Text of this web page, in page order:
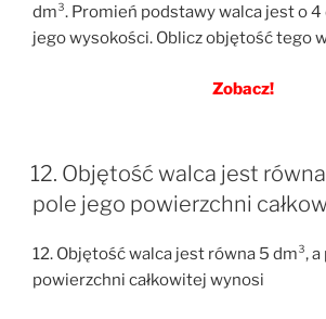
dm³. Promień podstawy walca jest o 4
jego wysokości. Oblicz objętość tego
Zobacz!
12. Objętość walca jest
pole jego powierzchni
12. Objętość walca jest równa 5 dm³,
powierzchni całkowitej wynosi